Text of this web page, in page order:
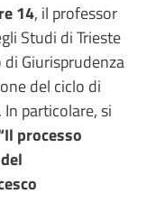
14, il professor
Studi di Trieste
Giurisprudenza
del ciclo di
In particolare, si
processo